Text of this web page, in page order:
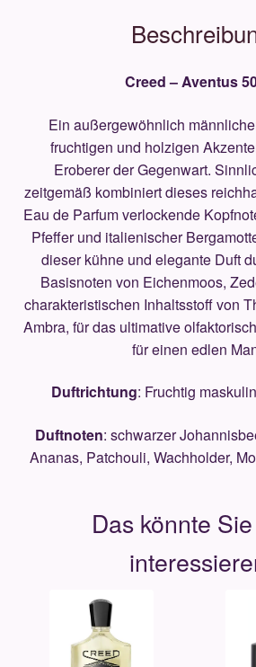
Creed – Aventus
Ein außergewöhnlich
fruchtigen und holzigen
Eroberer der Gegenwart.
zeitgemäß kombiniert dieses
Eau de Parfum verlockende
Pfeffer und italienischer
dieser kühne und elegante Duft
Basisnoten von Eichenmoos,
charakteristischen Inhaltsstoff von
Ambra, für das ultimative
für einen edlen
Duftrichtung: Fruchtig
Duftnoten: schwarzer
Ananas, Patchouli, Wachholder,